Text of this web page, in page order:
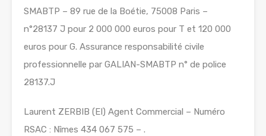
SMABTP – 89 rue de la Boétie, 75008 Paris –
n°28137 J pour 2 000 000 euros pour T et 120 000
euros pour G. Assurance responsabilité civile
professionnelle par GALIAN-SMABTP n° de police
28137.J
Laurent ZERBIB (EI) Agent Commercial – Numéro
RSAC : Nîmes 434 067 575 – .